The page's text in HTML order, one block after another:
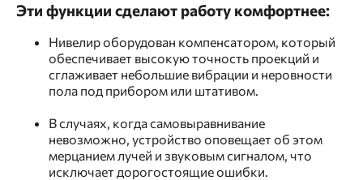
Эти функции сделают работу комфортнее:
Нивелир оборудован компенсатором, который
обеспечивает высокую точность проекций и
сглаживает небольшие вибрации и неровности
пола под прибором или штативом.
В случаях, когда самовыравнивание
невозможно, устройство оповещает об этом
мерцанием лучей и звуковым сигналом, что
исключает дорогостоящие ошибки.